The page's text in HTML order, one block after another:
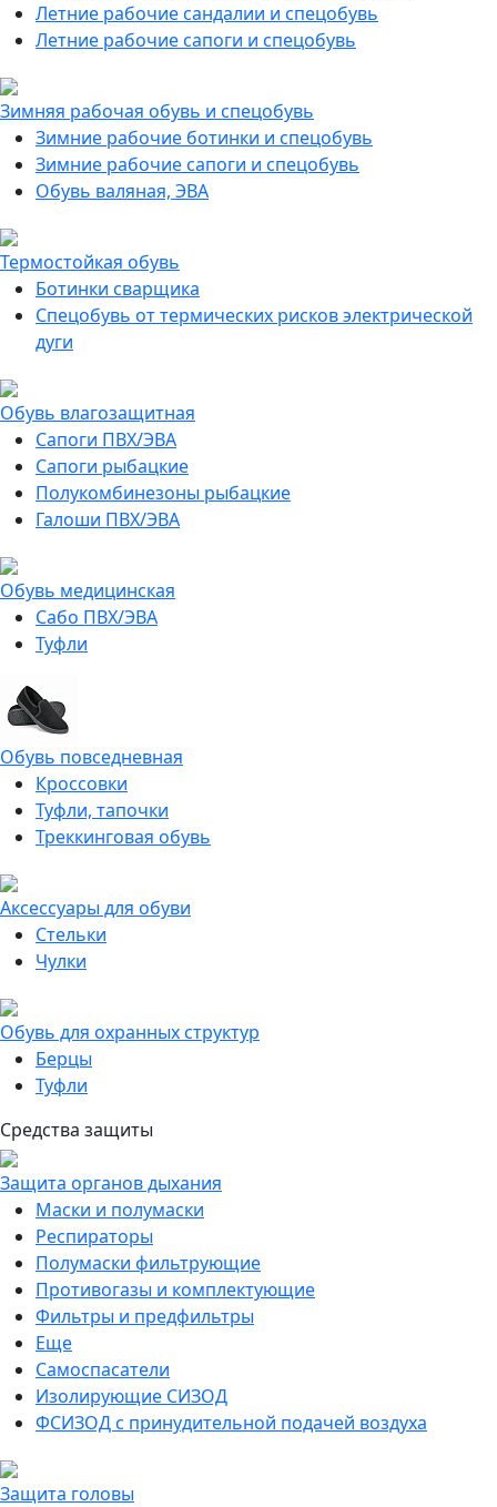
Летние рабочие сандалии и спецобувь
Летние рабочие сапоги и спецобувь
Зимняя рабочая обувь и спецобувь
Зимние рабочие ботинки и спецобувь
Зимние рабочие сапоги и спецобувь
Обувь валяная, ЭВА
Термостойкая обувь
Ботинки сварщика
Спецобувь от термических рисков электрической
дуги
Обувь влагозащитная
Сапоги ПВХ/ЭВА
Сапоги рыбацкие
Полукомбинезоны рыбацкие
Галоши ПВХ/ЭВА
Обувь медицинская
Сабо ПВХ/ЭВА
Туфли
Обувь повседневная
Кроссовки
Туфли, тапочки
Треккинговая обувь
Аксессуары для обуви
Стельки
Чулки
Обувь для охранных структур
Берцы
Туфли
Средства защиты
Защита органов дыхания
Маски и полумаски
Респираторы
Полумаски фильтрующие
Противогазы и комплектующие
Фильтры и предфильтры
Еще
Самоспасатели
Изолирующие СИЗОД
ФСИЗОД с принудительной подачей воздуха
Защита головы